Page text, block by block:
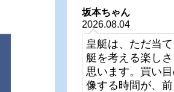
坂本ちゃん
2026.08.04
皇艇は、ただ当
艇を考える楽し
思います。買い
像する時間が、